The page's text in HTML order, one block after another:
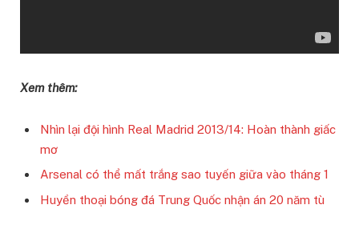
Xem thêm:
Nhìn lại đội hình Real Madrid 2013/14: Hoàn thành giấc
mơ
Arsenal có thể mất trắng sao tuyến giữa vào tháng 1
Huyền thoại bóng đá Trung Quốc nhận án 20 năm tù